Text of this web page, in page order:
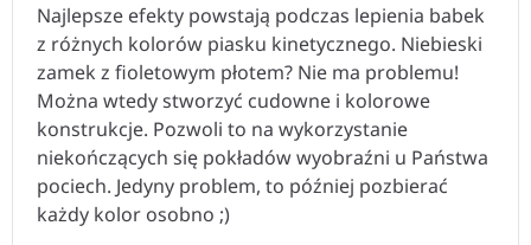
Najlepsze efekty powstają podczas lepienia babek
z różnych kolorów piasku kinetycznego. Niebieski
zamek z fioletowym płotem? Nie ma problemu!
Można wtedy stworzyć cudowne i kolorowe
konstrukcje. Pozwoli to na wykorzystanie
niekończących się pokładów wyobraźni u Państwa
pociech. Jedyny problem, to później pozbierać
każdy kolor osobno ;)